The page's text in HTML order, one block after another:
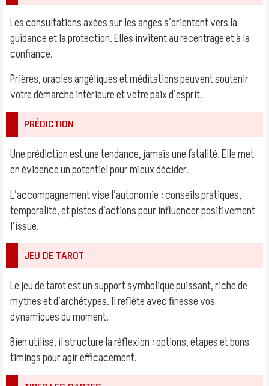
Les consultations axées sur les anges s’orientent vers la
guidance et la protection. Elles invitent au recentrage et à la
confiance.
Prières, oracles angéliques et méditations peuvent soutenir
votre démarche intérieure et votre paix d’esprit.
PRÉDICTION
Une prédiction est une tendance, jamais une fatalité. Elle met
en évidence un potentiel pour mieux décider.
L’accompagnement vise l’autonomie : conseils pratiques,
temporalité, et pistes d’actions pour influencer positivement
l’issue.
JEU DE TAROT
Le jeu de tarot est un support symbolique puissant, riche de
mythes et d’archétypes. Il reflète avec finesse vos
dynamiques du moment.
Bien utilisé, il structure la réflexion : options, étapes et bons
timings pour agir efficacement.